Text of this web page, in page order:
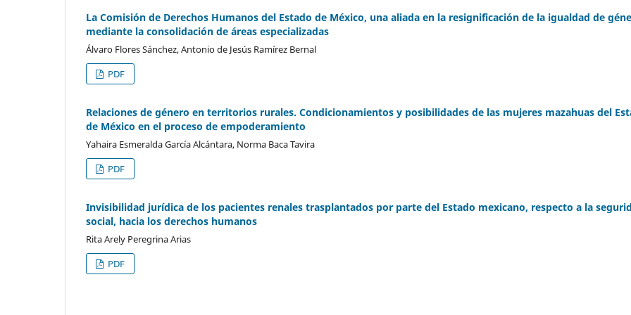
La Comisión de Derechos Humanos del Estado de México, una aliada en la resignificación de la igualdad de
mediante la consolidación de áreas especializadas
Álvaro Flores Sánchez, Antonio de Jesús Ramírez Bernal
PDF
Relaciones de género en territorios rurales. Condicionamientos y posibilidades de las mujeres mazahuas del
de México en el proceso de empoderamiento
Yahaira Esmeralda García Alcántara, Norma Baca Tavira
PDF
Invisibilidad jurídica de los pacientes renales trasplantados por parte del Estado mexicano, respecto a la
social, hacia los derechos humanos
Rita Arely Peregrina Arias
PDF